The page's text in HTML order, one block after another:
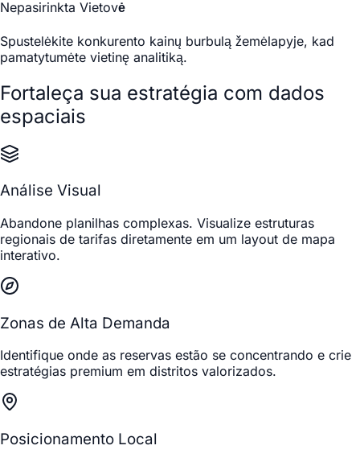
Nepasirinkta Vietovė
Spustelėkite konkurento kainų burbulą žemėlapyje, kad
pamatytumėte vietinę analitiką.
Fortaleça sua estratégia com dados
espaciais
Análise Visual
Abandone planilhas complexas. Visualize estruturas
regionais de tarifas diretamente em um layout de mapa
interativo.
Zonas de Alta Demanda
Identifique onde as reservas estão se concentrando e crie
estratégias premium em distritos valorizados.
Posicionamento Local